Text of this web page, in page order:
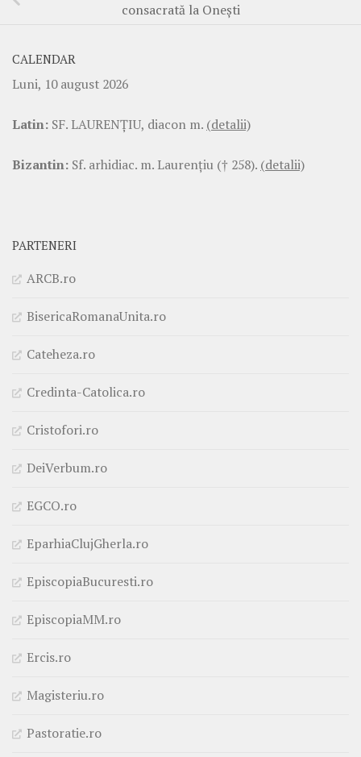
consacrată la Onești
CALENDAR
Luni, 10 august 2026
Latin: SF. LAURENŢIU, diacon m. (detalii)
Bizantin: Sf. arhidiac. m. Laurenţiu († 258). (detalii)
PARTENERI
ARCB.ro
BisericaRomanaUnita.ro
Cateheza.ro
Credinta-Catolica.ro
Cristofori.ro
DeiVerbum.ro
EGCO.ro
EparhiaClujGherla.ro
EpiscopiaBucuresti.ro
EpiscopiaMM.ro
Ercis.ro
Magisteriu.ro
Pastoratie.ro